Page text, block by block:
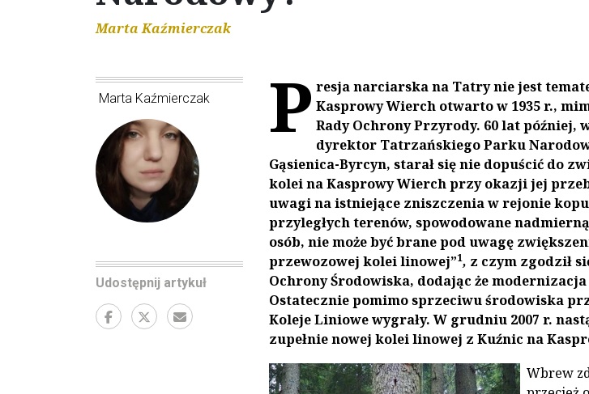
Marta Kaźmierczak
Marta Kaźmierczak
Udostępnij artykuł
P resja narciarska na Tatry nie jest
Kasprowy Wierch otwarto w 1935 r.,
Rady Ochrony Przyrody. 60 lat później,
dyrektor Tatrzańskiego Parku
Gąsienica-Byrcyn, starał się nie dopuścić do
kolei na Kasprowy Wierch przy okazji jej
uwagi na istniejące zniszczenia w rejonie
przyległych terenów, spowodowane
osób, nie może być brane pod uwagę
przewozowej kolei linowej”1, z czym zgodził
Ochrony Środowiska, dodając że modernizacja
Ostatecznie pomimo sprzeciwu środowiska
Koleje Liniowe wygrały. W grudniu 2007 r.
zupełnie nowej kolei linowej z Kuźnic na
Wbrew